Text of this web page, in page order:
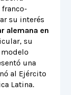
su interés
alemana en
su
una
al Ejército
Latina.